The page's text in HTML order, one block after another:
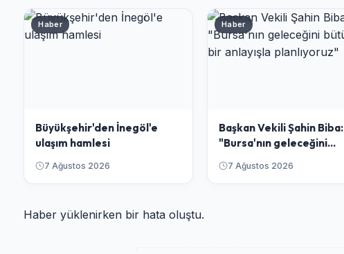
Haber
Büyükşehir'den İnegöl'e
ulaşım hamlesi
7 Ağustos 2026
Haber
Başkan Vekili Şahin Biba:
"Bursa'nın geleceğini
bütüncül bir anlayışla
planlıyoruz"
7 Ağustos 2026
Haber yüklenirken bir hata oluştu.